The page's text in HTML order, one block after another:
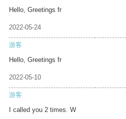
Hello, Greetings fr
2022-05-24
游客
Hello, Greetings fr
2022-05-10
游客
I called you 2 times. W